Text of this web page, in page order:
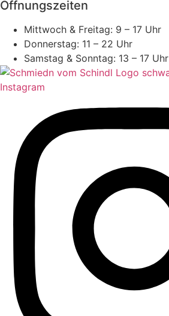
Öffnungszeiten
Mittwoch & Freitag: 9 – 17 Uhr
Donnerstag: 11 – 22 Uhr
Samstag & Sonntag: 13 – 17 Uhr
Instagram